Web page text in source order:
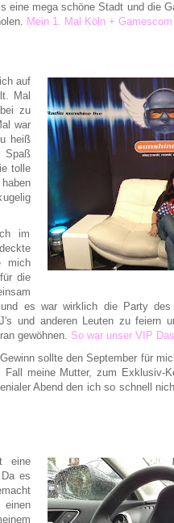
eine mega schöne Stadt und die
Mein 1. Mal Köln + Gamescom
auf
Mal
zu
war
heiß
Spaß
tolle
im
mich
die
es war wirklich die Party
und anderen Leuten zu feiern
gewöhnen. So war unser VIP
sollte den September für
meine Mutter, zum Exklusiv-
Abend den ich so schnell
eine
es
einen